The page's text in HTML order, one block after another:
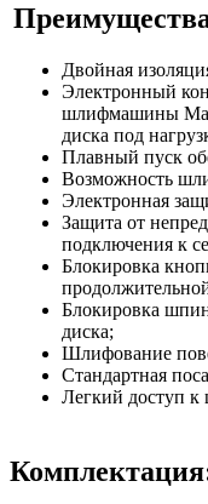
Двойная
Электронный
шлифмашины
диска под
Плавный пуск
Возможность
Электронная
Защита от
подключения к
Блокировка
Блокировка
диска;
Шлифование
Стандартная
Легкий доступ к